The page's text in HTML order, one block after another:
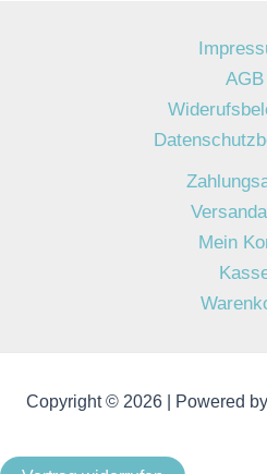
AGB
Mein
Copyright © 2026 | Powered by